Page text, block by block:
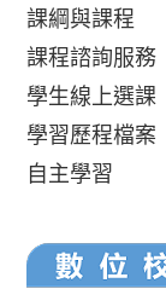
課綱與課程
課程諮詢服務
學生線上選課
學習歷程檔案
自主學習